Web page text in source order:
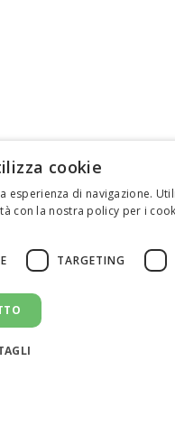
cookie
esperienza di navigazione.
con la nostra policy per i
TARGETING